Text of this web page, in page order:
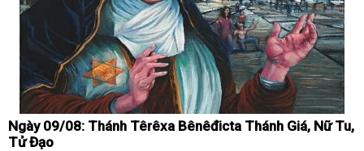
Ngày 09/08: Thánh Têrêxa Bênêđicta Thánh Giá, Nữ Tu,
Tử Đạo